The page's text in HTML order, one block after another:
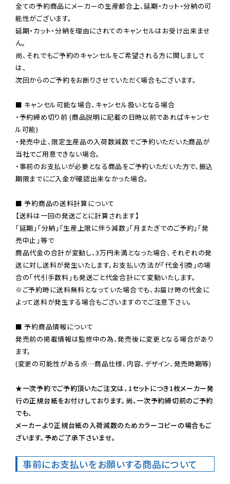
全ての予約商品にメーカーの生産都合上、延期・カット・分納の可
能性がございます。
延期・カット・分納を理由にされてのキャンセルはお受け出来ませ
ん。
尚、それでもご予約のキャンセルをご希望される方に関しまして
は、
次回からのご予約をお断りさせていただく場合もございます。
■ キャンセル可能な場合、キャンセル扱いとなる場合
・予約締め切り前 (商品説明に記載の日時以前であればキャンセ
ル可能)
・発売中止、限定生産品の入荷数減数でご予約いただいた商品が
当社でご用意できない場合。
・事前のお支払いが必要となる商品をご予約いただいた方で、振込
期限までにご入金が確認出来なかった場合。
■ 予約商品の送料計算について
【送料は一回の発送ごとに計算されます】
「延期」「分納」「生産上限に伴う減数」「月またぎでのご予約」「発
売中止」等で
商品代金の合計が変動し、3万円未満となった場合、それぞれの発
送に対し送料が発生いたします。お支払い方法が「代金引換」の場
※ご予約時に送料無料となっていた場合でも、お届け時の代金に
よって送料が発生する場合もございますのでご注意下さい。
■ 予約商品情報について
発売前の掲載情報は監修中の為、発売後に変更となる場合があり
ます。
(変更の可能性がある点…商品仕様、内容、デザイン、発売時期等)
★一次予約でご予約頂いたご注文は、1セットにつき1枚メーカー発
行の正規台紙をお付けしております。尚、一次予約締切前のご予約
でも、
メーカーより正規台紙の入荷減数のためカラーコピーの場合もご
ざいます。予めご了承下さいませ。
事前にお支払いをお願いする商品について